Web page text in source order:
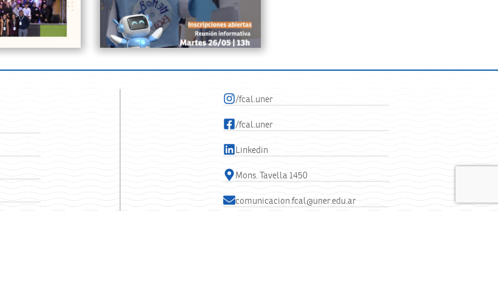
/fcal.uner
/fcal.uner
Linkedin
Mons. Tavella 1450
comunicacion.fcal@uner.edu.ar